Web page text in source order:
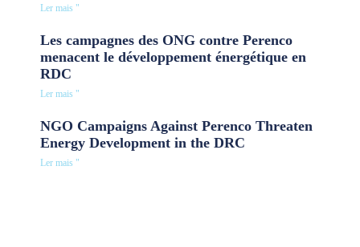
Ler mais "
Les campagnes des ONG contre Perenco
menacent le développement énergétique en
RDC
Ler mais "
NGO Campaigns Against Perenco Threaten
Energy Development in the DRC
Ler mais "